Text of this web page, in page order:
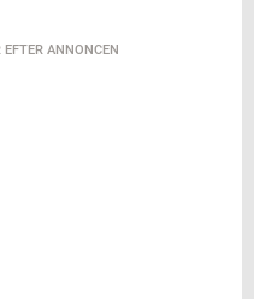
ANNONCEN